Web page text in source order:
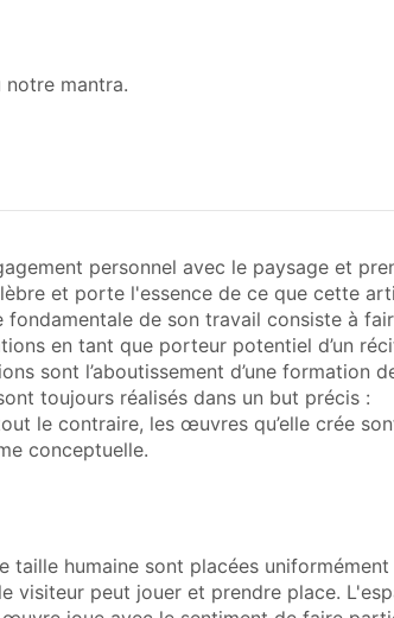
notre mantra.
personnel avec le paysage et
et porte l'essence de ce que cette
fondamentale de son travail consiste à
en tant que porteur potentiel d’un
sont l’aboutissement d’une formation
toujours réalisés dans un but précis :
le contraire, les œuvres qu’elle crée
conceptuelle.
taille humaine sont placées
visiteur peut jouer et prendre place.